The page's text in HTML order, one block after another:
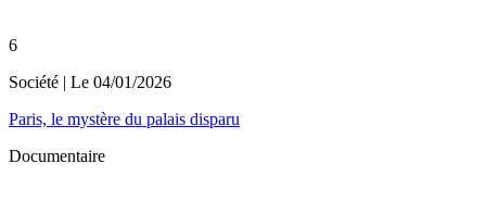
6
Société | Le 04/01/2026
Paris, le mystère du palais disparu
Documentaire